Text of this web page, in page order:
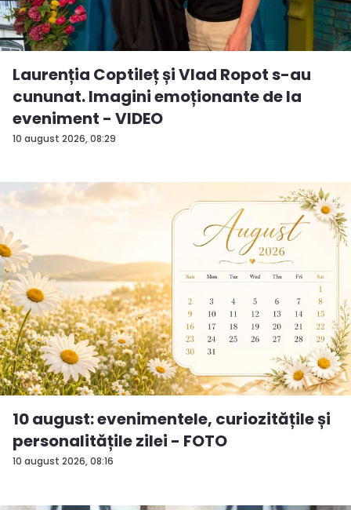
10 august 2026, 08:29
Laurenția Coptileț și Vlad Ropot s-au
cununat. Imagini emoționante de la
eveniment - VIDEO
10 august 2026, 08:16
10 august: evenimentele, curiozitățile și
personalitățile zilei - FOTO